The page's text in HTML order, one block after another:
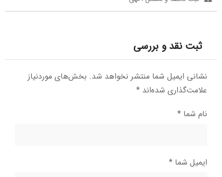
ثبت نقد و بررسی
نشانی ایمیل شما منتشر نخواهد شد. بخش‌های موردنیاز
علامت‌گذاری شده‌اند *
نام شما *
ایمیل شما *